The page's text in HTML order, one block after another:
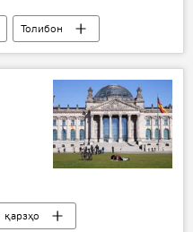
Толибон
қарзҳо